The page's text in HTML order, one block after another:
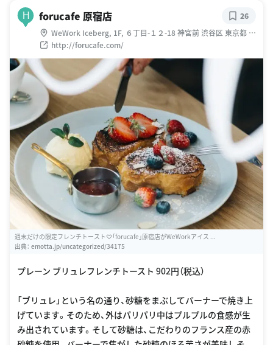
H forucafe 原宿店
WeWork Iceberg, 1F, ６丁目-１２-18 神宮前 渋谷区 東京都 日
本
http://forucafe.com/
26
週末だけの限定フレンチトースト♡「forucafe」原宿店がWeWorkアイス ...
出典： emotta.jp/uncategorized/34175
プレーン ブリュレフレンチトースト 902円（税込）
「ブリュレ」という名の通り、砂糖をまぶしてバーナーで焼き上
げています。そのため、外はパリパリ中はプルプルの食感が生
み出されています。そして砂糖は、こだわりのフランス産の赤